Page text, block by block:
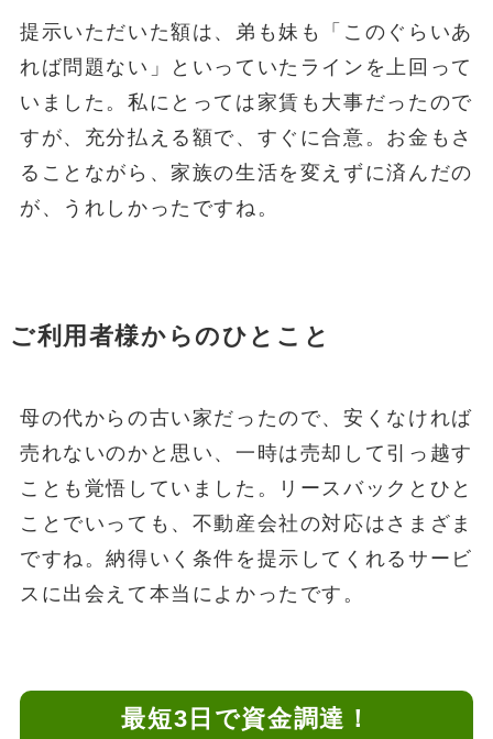
提示いただいた額は、弟も妹も「このぐらいあ
れば問題ない」といっていたラインを上回って
いました。私にとっては家賃も大事だったので
すが、充分払える額で、すぐに合意。お金もさ
ることながら、家族の生活を変えずに済んだの
が、うれしかったですね。
ご利用者様からのひとこと
母の代からの古い家だったので、安くなければ
売れないのかと思い、一時は売却して引っ越す
ことも覚悟していました。リースバックとひと
ことでいっても、不動産会社の対応はさまざま
ですね。納得いく条件を提示してくれるサービ
スに出会えて本当によかったです。
最短3日で資金調達！